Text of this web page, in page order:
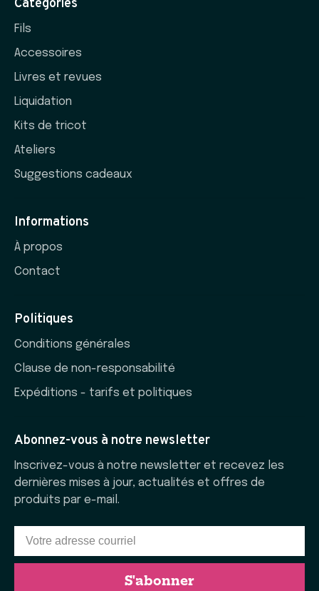
Catégories
Fils
Accessoires
Livres et revues
Liquidation
Kits de tricot
Ateliers
Suggestions cadeaux
Informations
À propos
Contact
Politiques
Conditions générales
Clause de non-responsabilité
Expéditions - tarifs et politiques
Abonnez-vous à notre newsletter
Inscrivez-vous à notre newsletter et recevez les
dernières mises à jour, actualités et offres de
produits par e-mail.
S'abonner